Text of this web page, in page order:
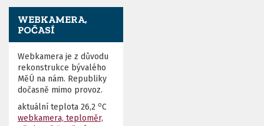
WEBKAMERA,
POČASÍ
Webkamera je z důvodu
rekonstrukce bývalého
MěÚ na nám. Republiky
dočasně mimo provoz.
aktuální teplota 26,2 oC
webkamera, teploměr,